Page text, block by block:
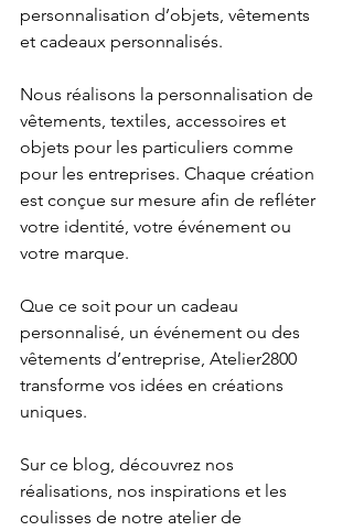
personnalisation d’objets, vêtements
et cadeaux personnalisés.
Nous réalisons la personnalisation de
vêtements, textiles, accessoires et
objets pour les particuliers comme
pour les entreprises. Chaque création
est conçue sur mesure afin de refléter
votre identité, votre événement ou
votre marque.
Que ce soit pour un cadeau
personnalisé, un événement ou des
vêtements d’entreprise, Atelier2800
transforme vos idées en créations
uniques.
Sur ce blog, découvrez nos
réalisations, nos inspirations et les
coulisses de notre atelier de